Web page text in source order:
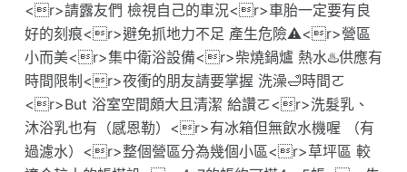
<r>請露友們 檢視自己的車況<r>車胎一定要有良
好的刻痕<r>避免抓地力不足 產生危險⚠️<r>營區
小而美<r>集中衛浴設備<r>柴燒鍋爐 熱水♨️供應有
時間限制<r>夜衝的朋友請要掌握 洗澡🛁時間ㄛ
<r>But 浴室空間頗大且清潔 給讚ㄛ<r>洗髮乳、
沐浴乳也有（感恩勒）<r>有冰箱但無飲水機喔 （有
過濾水）<r>整個營區分為幾個小區<r>草坪區 較